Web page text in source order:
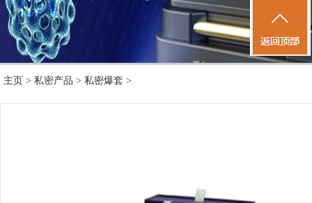
主页 > 私密产品 > 私密爆套 >